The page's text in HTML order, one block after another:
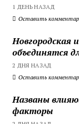
1 ДЕНЬ НАЗАД
Оставить
Новгородская
объединятся
2 ДНЯ НАЗАД
Оставить
Названы
факторы